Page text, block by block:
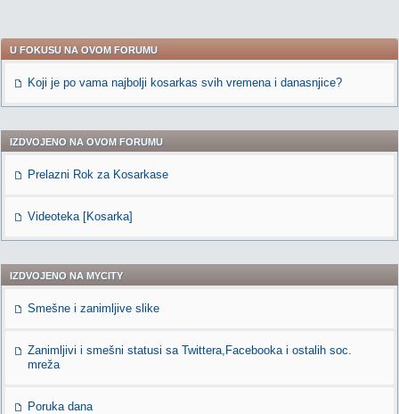
U FOKUSU NA OVOM FORUMU
Koji je po vama najbolji kosarkas svih vremena i danasnjice?
IZDVOJENO NA OVOM FORUMU
Prelazni Rok za Kosarkase
Videoteka [Kosarka]
IZDVOJENO NA MYCITY
Smešne i zanimljive slike
Zanimljivi i smešni statusi sa Twittera,Facebooka i ostalih soc.
mreža
Poruka dana